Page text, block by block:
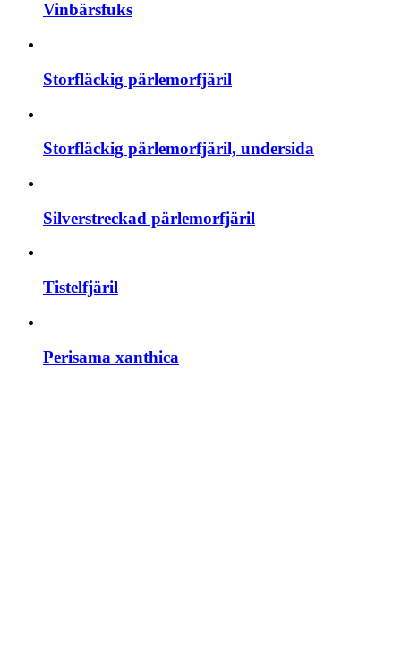
Vinbärsfuks
Storfläckig pärlemorfjäril
Storfläckig pärlemorfjäril, undersida
Silverstreckad pärlemorfjäril
Tistelfjäril
Perisama xanthica